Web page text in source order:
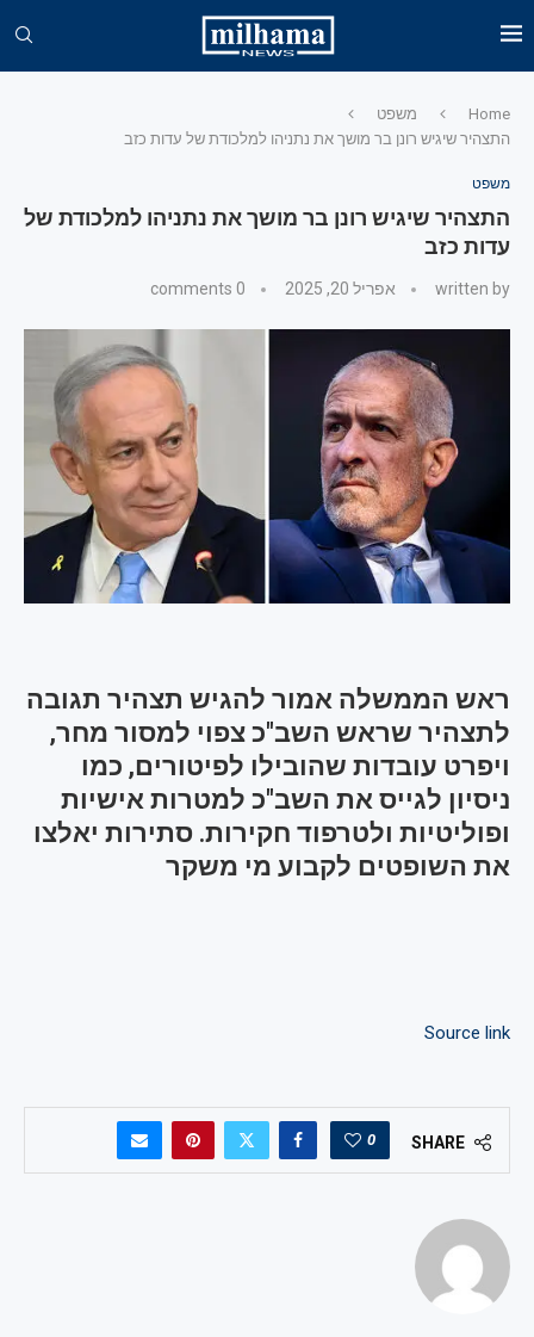
Home
משפט
התצהיר שיגיש רונן בר מושך את נתניהו למלכודת של עדות כזב
משפט
התצהיר שיגיש רונן בר מושך את נתניהו למלכודת של
עדות כזב
written by אפריל 20, 2025 0 comments
ראש הממשלה אמור להגיש תצהיר תגובה
לתצהיר שראש השב"כ צפוי למסור מחר,
ויפרט עובדות שהובילו לפיטורים, כמו
ניסיון לגייס את השב"כ למטרות אישיות
ופוליטיות ולטרפוד חקירות. סתירות יאלצו
את השופטים לקבוע מי משקר
Source link
SHARE
0